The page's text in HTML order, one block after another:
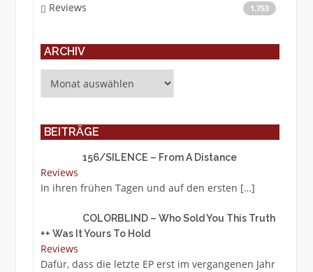
Reviews 1.753
ARCHIV
BEITRÄGE
156/SILENCE – From A Distance
Reviews
In ihren frühen Tagen und auf den ersten […]
COLORBLIND – Who Sold You This Truth
++ Was It Yours To Hold
Reviews
Dafür, dass die letzte EP erst im vergangenen Jahr